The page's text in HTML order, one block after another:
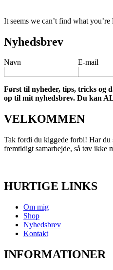
It seems we can’t find what
Nyhedsbrev
Navn E-mail
Først til nyheder, tips, tricks og
op til mit nyhedsbrev. Du kan
VELKOMMEN
Tak fordi du kiggede forbi! Har du
fremtidigt samarbejde, så tøv ikke
HURTIGE LINKS
Om mig
Shop
Nyhedsbrev
Kontakt
INFORMATIONER